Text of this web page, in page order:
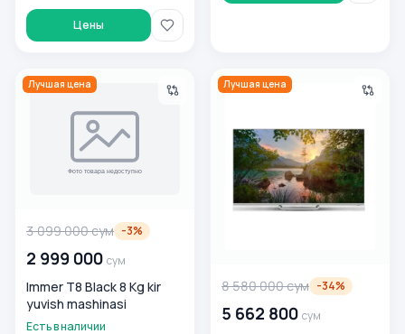
Цены
Immer T8 Black 8 Kg kir yuvish mashinasi
Лучшая цена
3 099 000сум -3%
2 999 000 сум
Immer T8 Black 8 Kg kir
yuvish mashinasi
Есть в наличии
Телевизор Immer Q55W
Лучшая цена
8 580 000сум -34%
5 662 800 сум